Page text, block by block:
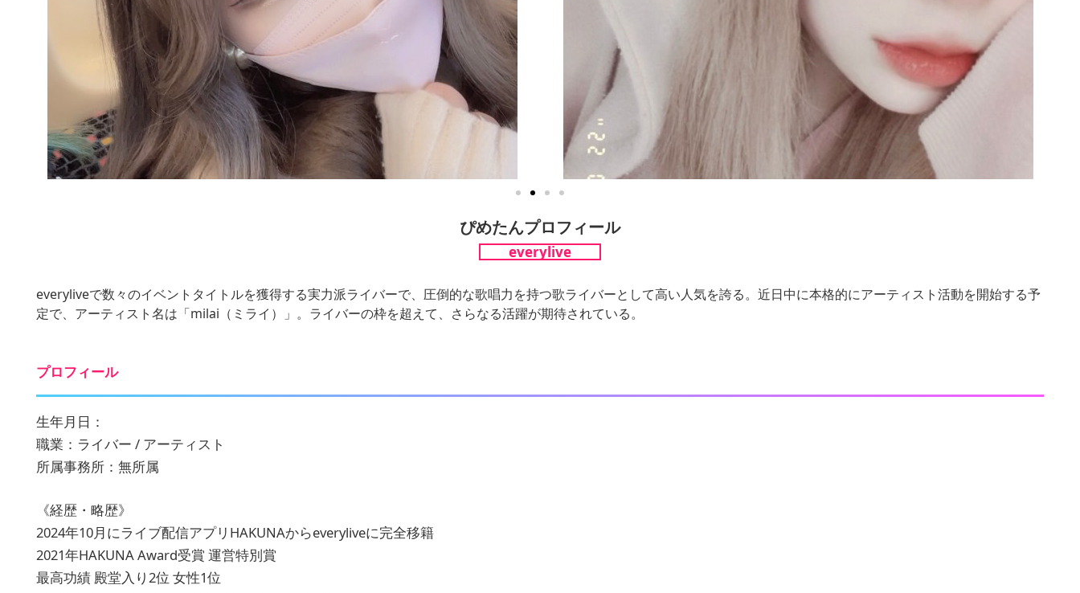
ぴめたんプロフィール
everylive
everyliveで数々のイベントタイトルを獲得する実力派ライバーで、圧倒的な歌唱力を持つ歌ライバーとして高い人気を誇る。近日中に本格的にアーティスト活動を開始する予
定で、アーティスト名は「milai（ミライ）」。ライバーの枠を超えて、さらなる活躍が期待されている。
プロフィール
生年月日：
職業：ライバー / アーティスト
所属事務所：無所属
《経歴・略歴》
2024年10月にライブ配信アプリHAKUNAからeveryliveに完全移籍
2021年HAKUNA Award受賞 運営特別賞
最高功績 殿堂入り2位 女性1位